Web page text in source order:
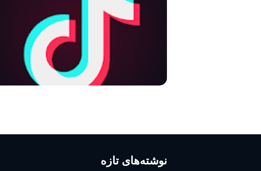
نوشته‌های تازه